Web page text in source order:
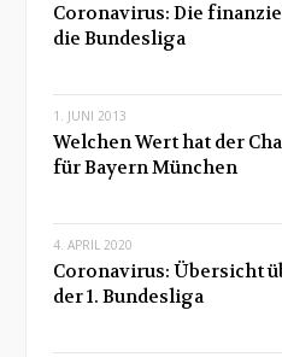
Coronavirus: Die
die Bundesliga
1. JUNI 2013
Welchen Wert hat der
für Bayern München
4. APRIL 2020
Coronavirus: Übersicht
der 1. Bundesliga